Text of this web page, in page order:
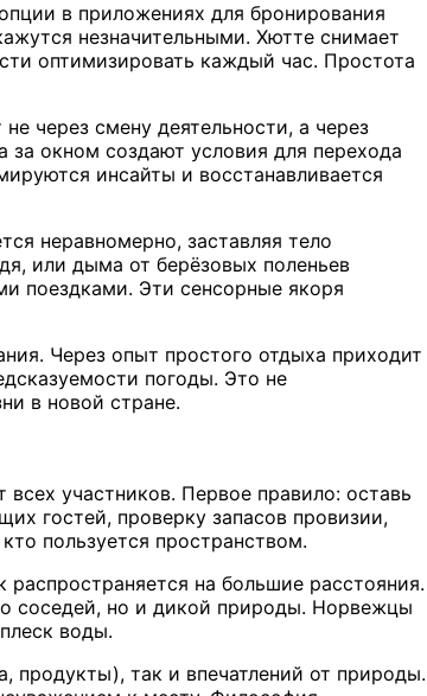
в приложениях для бронирования
незначительными. Хютте снимает
оптимизировать каждый час. Простота
через смену деятельности, а через
окном создают условия для перехода
инсайты и восстанавливается
неравномерно, заставляя тело
или дыма от берёзовых поленьев
поездками. Эти сенсорные якоря
Через опыт простого отдыха приходит
погоды. Это не
в новой стране.
участников. Первое правило: оставь
гостей, проверку запасов провизии,
пользуется пространством.
на большие расстояния.
соседей, но и дикой природы. Норвежцы
воды.
продукты), так и впечатлений от природы.